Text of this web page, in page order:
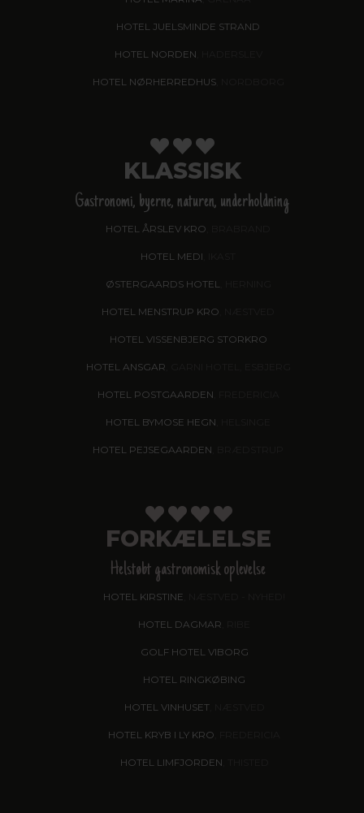
HOTEL JUELSMINDE STRAND
HOTEL NORDEN
HOTEL NØRHERREDHUS, NORDBORG
KLASSISK
Gastronomi, byerne, naturen, underholdning
HOTEL ÅRSLEV KRO
HOTEL MEDI
ØSTERGAARDS HOTEL, HERNING
HOTEL MENSTRUP KRO
HOTEL VISSENBJERG STORKRO
HOTEL ANSGAR
HOTEL POSTGAARDEN
HOTEL BYMOSE HEGN
HOTEL PEJSEGAARDEN
FORKÆLELSE
Helstøbt gastronomisk oplevelse
HOTEL KIRSTINE
HOTEL DAGMAR
GOLF HOTEL VIBORG
HOTEL RINGKØBING
HOTEL VINHUSET, NÆSTVED
HOTEL KRYB I LY KRO
HOTEL LIMFJORDEN